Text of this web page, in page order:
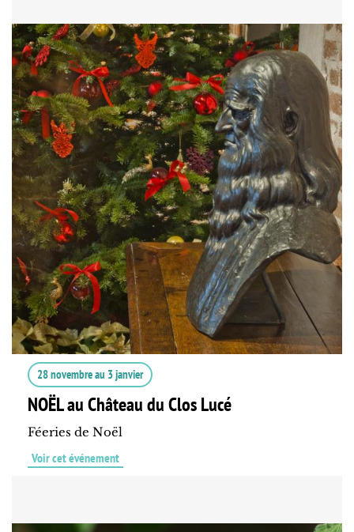
28 novembreau 3 janvier
NOËL au Château du Clos Lucé
Féeries de Noël
Voir cet événement